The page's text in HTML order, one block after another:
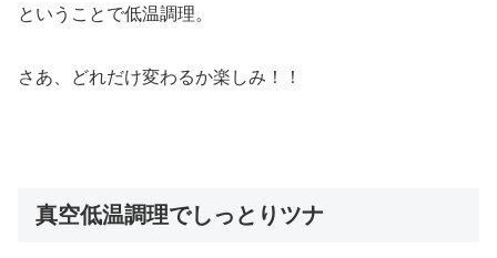
ということで低温調理。
さあ、どれだけ変わるか楽しみ！！
真空低温調理でしっとりツナ